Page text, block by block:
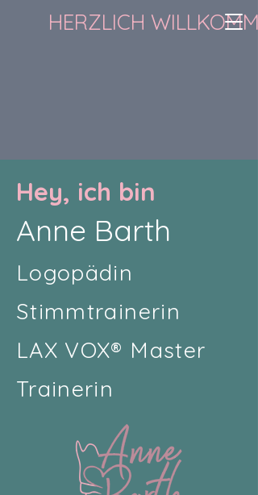
HERZLICH
Hey, ich bin
Anne Barth
Logopädin
Stimmtrainerin
LAX VOX® Master
Trainerin